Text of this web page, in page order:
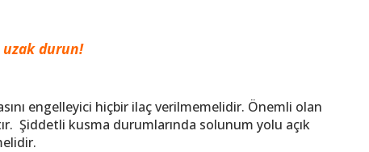
uzak durun!
engelleyici hiçbir ilaç verilmemelidir. Önemli olan
Şiddetli kusma durumlarında solunum yolu açık